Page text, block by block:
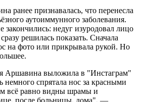
ранее признавалась, что перенесла
аутоиммунного заболевания.
недуг изуродовал лицо
решилась показать. Сначала
на фото или прикрывала рукой. Но
Аршавина выложила в "Инстаграм"
спрятала нос за красными
всё равно видны шрамы и
после больницы, дома", —